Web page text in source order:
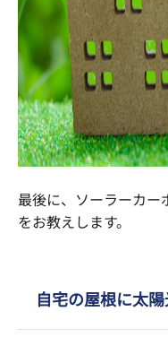
最後に、ソーラーカ
をお教えします。
自宅の屋根に太